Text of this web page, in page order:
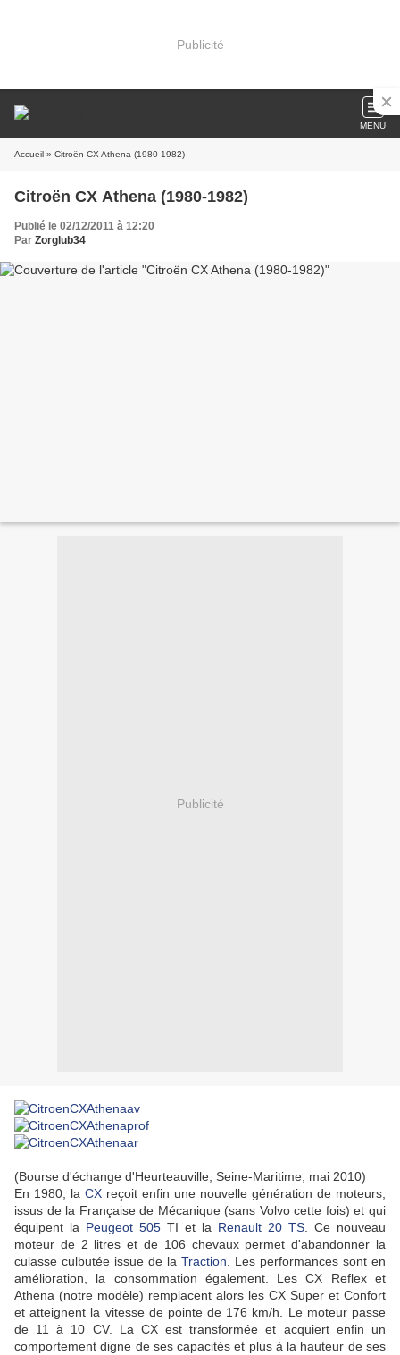
Publicité
MENU
Accueil » Citroën CX Athena (1980-1982)
Citroën CX Athena (1980-1982)
Publié le 02/12/2011 à 12:20
Par Zorglub34
Publicité
(Bourse d'échange d'Heurteauville, Seine-Maritime, mai 2010)
En 1980, la CX reçoit enfin une nouvelle génération de moteurs,
issus de la Française de Mécanique (sans Volvo cette fois) et qui
équipent la Peugeot 505 TI et la Renault 20 TS . Ce nouveau
moteur de 2 litres et de 106 chevaux permet d'abandonner la
culasse culbutée issue de la Traction . Les performances sont en
amélioration, la consommation également. Les CX Reflex et
Athena (notre modèle) remplacent alors les CX Super et Confort
et atteignent la vitesse de pointe de 176 km/h. Le moteur passe
de 11 à 10 CV. La CX est transformée et acquiert enfin un
comportement digne de ses capacités et plus à la hauteur de ses